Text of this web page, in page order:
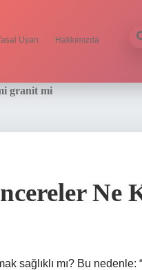
Uyarı Hakkımızda
granit mi
Ne
sağlıklı mı? Bu nedenle: